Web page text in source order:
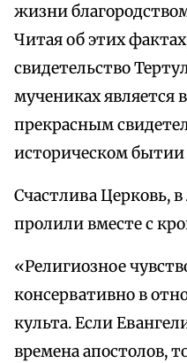
жизни
Читая об этих
свидетельство
мучениках является
прекрасным
историческом бытии
Счастлива Церковь,
пролили вместе с
«Религиозное
консервативно в
культа. Если
времена апостолов,